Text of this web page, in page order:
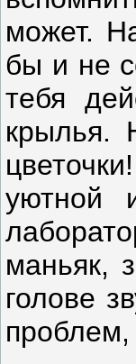
может.
бы и не
тебя
крылья.
уютной
маньяк,
голове